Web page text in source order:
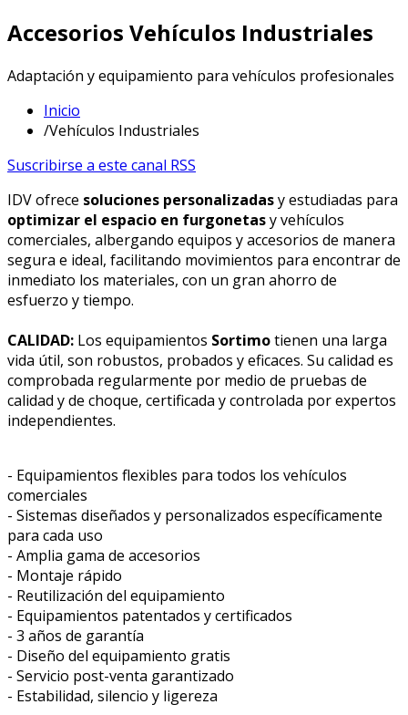
Accesorios Vehículos Industriales
Adaptación y equipamiento para vehículos profesionales
Inicio
/Vehículos Industriales
Suscribirse a este canal RSS
IDV ofrece soluciones personalizadasy estudiadas para
optimizar el espacio en furgonetasy vehículos
comerciales, albergando equipos y accesorios de manera
segura e ideal, facilitando movimientos para encontrar de
inmediato los materiales, con un gran ahorro de
esfuerzo y tiempo.
CALIDAD: Los equipamientos Sortimotienen una larga
vida útil, son robustos, probados y eficaces. Su calidad es
comprobada regularmente por medio de pruebas de
calidad y de choque, certificada y controlada por expertos
independientes.
- Equipamientos flexibles para todos los vehículos
comerciales
- Sistemas diseñados y personalizados específicamente
para cada uso
- Amplia gama de accesorios
- Montaje rápido
- Reutilización del equipamiento
- Equipamientos patentados y certificados
- 3 años de garantía
- Diseño del equipamiento gratis
- Servicio post-venta garantizado
- Estabilidad, silencio y ligereza